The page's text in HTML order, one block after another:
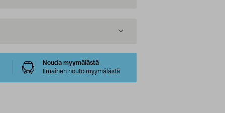
Nouda myymälästä
Ilmainen nouto myymälästä